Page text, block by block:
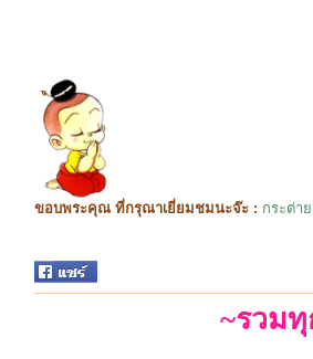
ขอบพระคุณ ที่กรุณาเยี่ยมชมนะจ๊ะ : กระต่า
~รวม